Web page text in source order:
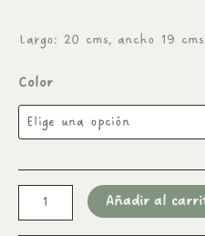
Largo: 20 cms, ancho 19
Color
Añadir al